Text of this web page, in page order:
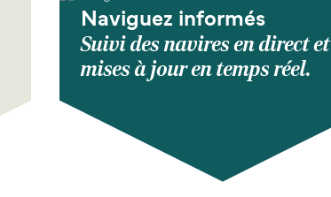
Naviguez informés
Suivi des navires en direct et
mises à jour en temps réel.